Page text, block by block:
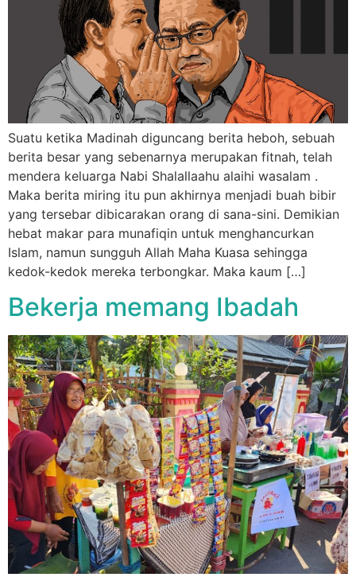
Suatu ketika Madinah diguncang berita heboh, sebuah
berita besar yang sebenarnya merupakan fitnah, telah
mendera keluarga Nabi Shalallaahu alaihi wasalam .
Maka berita miring itu pun akhirnya menjadi buah bibir
yang tersebar dibicarakan orang di sana-sini. Demikian
hebat makar para munafiqin untuk menghancurkan
Islam, namun sungguh Allah Maha Kuasa sehingga
kedok-kedok mereka terbongkar. Maka kaum […]
Bekerja memang Ibadah